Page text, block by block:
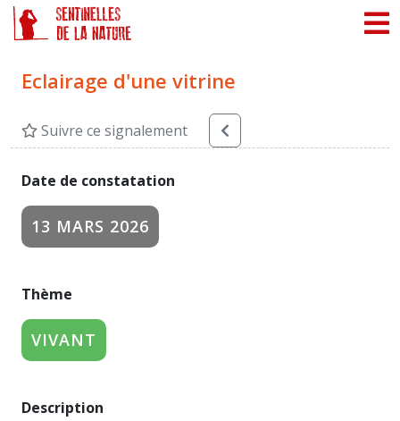
Eclairage d'une vitrine
Suivre ce signalement
Date de constatation
13 MARS 2026
Thème
VIVANT
Description
Panneau de gestion des cookies